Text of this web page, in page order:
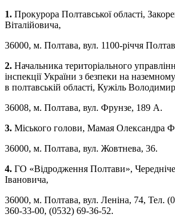
1. Прокурора Полтавської області,
Віталійовича,
36000, м. Полтава, вул. 1100-річчя
2. Начальника територіального
інспекції України з безпеки на
в полтавській області, Кужіль
36008, м. Полтава, вул. Фрунзе, 189 А.
3. Міського голови, Мамая Олександра
36000, м. Полтава, вул. Жовтнева, 36.
4. ГО «Відродження Полтави»,
Івановича,
36000, м. Полтава, вул. Леніна, 74, Тел.
360-33-00, (0532) 69-36-52.